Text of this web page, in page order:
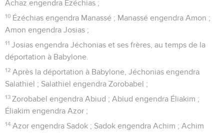
Achaz engendra Ézéchias ;
10 Ézéchias engendra Manassé ; Manassé engendra Amon ;
Amon engendra Josias ;
11 Josias engendra Jéchonias et ses frères, au temps de la
déportation à Babylone.
12 Après la déportation à Babylone, Jéchonias engendra
Salathiel ; Salathiel engendra Zorobabel ;
13 Zorobabel engendra Abiud ; Abiud engendra Éliakim ;
Éliakim engendra Azor ;
14 Azor engendra Sadok ; Sadok engendra Achim ; Achim